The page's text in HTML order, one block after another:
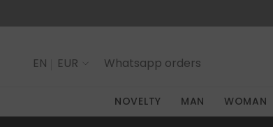
EN
EUR Whatsapp orders
NOVELTY MAN WOMAN